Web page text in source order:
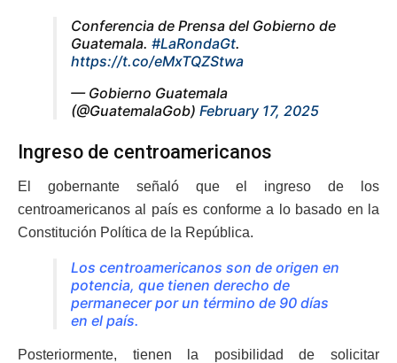
Conferencia de Prensa del Gobierno de
Guatemala. #LaRondaGt.
https://t.co/eMxTQZStwa
— Gobierno Guatemala
(@GuatemalaGob) February 17, 2025
Ingreso de centroamericanos
El gobernante señaló que el ingreso de los
centroamericanos al país es conforme a lo basado en la
Constitución Política de la República.
Los centroamericanos son de origen en
potencia, que tienen derecho de
permanecer por un término de 90 días
en el país.
Posteriormente, tienen la posibilidad de solicitar